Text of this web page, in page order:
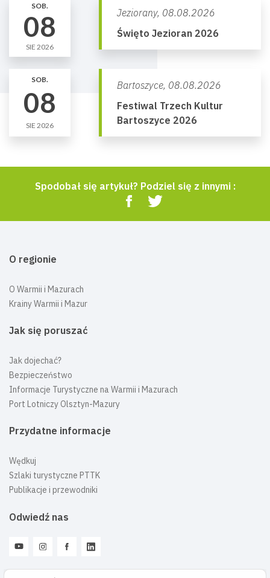
SOB.
08
SIE 2026
Jeziorany, 08.08.2026
Święto Jezioran 2026
SOB.
08
SIE 2026
Bartoszyce, 08.08.2026
Festiwal Trzech Kultur
Bartoszyce 2026
Spodobał się artykuł? Podziel się z innymi :
O regionie
O Warmii i Mazurach
Krainy Warmii i Mazur
Jak się poruszać
Jak dojechać?
Bezpieczeństwo
Informacje Turystyczne na Warmii i Mazurach
Port Lotniczy Olsztyn-Mazury
Przydatne informacje
Wędkuj
Szlaki turystyczne PTTK
Publikacje i przewodniki
Odwiedź nas